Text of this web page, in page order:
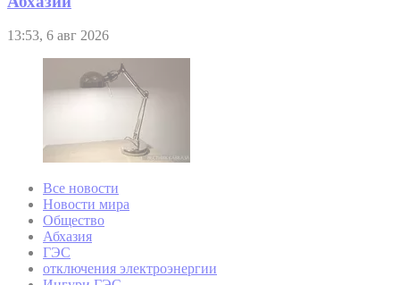
13:53, 6 авг 2026
Все новости
Новости мира
Общество
Абхазия
ГЭС
отключения электроэнергии